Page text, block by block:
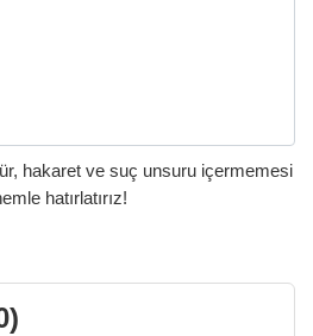
hakaret ve suç unsuru içermemesi
hatırlatırız!
)